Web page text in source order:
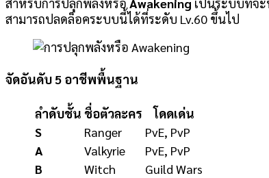
สามารถปลดล็อคระบบนี้ได้ที่ระดับ Lv.60 ขึ้นไป
จัดอันดับ 5 อาชีพพื้นฐาน
ลำดับชั้น ชื่อตัวละคร
โดดเด่น
S
Ranger
PvE, PvP
A
Valkyrie
PvE, PvP
B
Witch
Guild Wars